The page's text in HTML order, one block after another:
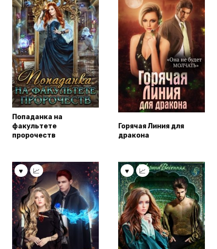
Попаданка на
факультете
пророчеств
Горячая Линия для
дракона